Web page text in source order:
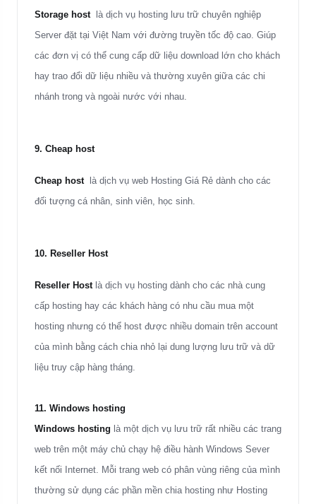
Storage host
là dịch vụ hosting lưu trữ chuyên nghiệp
Server đặt tại Việt Nam với đường truyền tốc độ cao. Giúp
các đơn vị có thể cung cấp dữ liệu download lớn cho khách
hay trao đổi dữ liệu nhiều và thường xuyên giữa các chi
nhánh trong và ngoài nước với nhau.
9. Cheap host
Cheap host là dịch vụ web Hosting Giá Rẻ dành cho các
đối tượng cá nhân, sinh viên, học sinh.
10. Reseller Host
Reseller Host là dịch vụ hosting dành cho các nhà cung
cấp hosting hay các khách hàng có nhu cầu mua một
hosting nhưng có thể host được nhiều domain trên account
của mình bằng cách chia nhỏ lại dung lượng lưu trữ và dữ
liệu truy cập hàng tháng.
11. Windows hosting
Windows hosting là một dịch vụ lưu trữ rất nhiều các trang
web trên một máy chủ chạy hệ điều hành Windows Sever
kết nối Internet. Mỗi trang web có phân vùng riêng của mình
thường sử dụng các phần mền chia hosting như Hosting